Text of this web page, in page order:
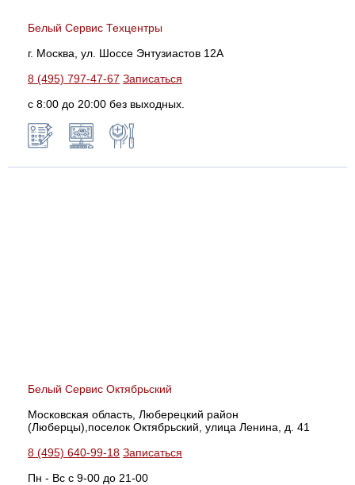
Белый Сервис Техцентры
г. Москва, ул. Шоссе Энтузиастов 12А
8 (495) 797-47-67 Записаться
с 8:00 до 20:00 без выходных.
Белый Сервис Октябрьский
Московская область, Люберецкий район
(Люберцы),поселок Октябрьский, улица Ленина, д. 41
8 (495) 640-99-18 Записаться
Пн - Вс с 9-00 до 21-00